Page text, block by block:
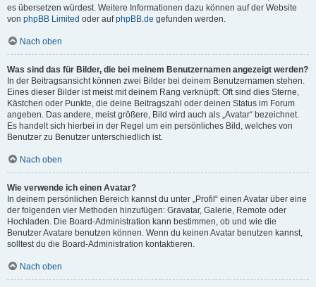
es übersetzen würdest. Weitere Informationen dazu können auf der Website
von phpBB Limited oder aufphpBB.de gefunden werden.
Nach oben
Was sind das für Bilder, die bei meinem Benutzernamen angezeigt werden?
In der Beitragsansicht können zwei Bilder bei deinem Benutzernamen stehen.
Eines dieser Bilder ist meist mit deinem Rang verknüpft: Oft sind dies Sterne,
Kästchen oder Punkte, die deine Beitragszahl oder deinen Status im Forum
angeben. Das andere, meist größere, Bild wird auch als „Avatar“ bezeichnet.
Es handelt sich hierbei in der Regel um ein persönliches Bild, welches von
Benutzer zu Benutzer unterschiedlich ist.
Nach oben
Wie verwende ich einen Avatar?
In deinem persönlichen Bereich kannst du unter „Profil“ einen Avatar über eine
der folgenden vier Methoden hinzufügen: Gravatar, Galerie, Remote oder
Hochladen. Die Board-Administration kann bestimmen, ob und wie die
Benutzer Avatare benutzen können. Wenn du keinen Avatar benutzen kannst,
solltest du die Board-Administration kontaktieren.
Nach oben